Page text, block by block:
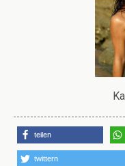
teilen
twittern